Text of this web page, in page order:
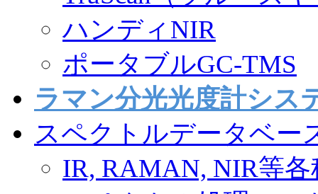
ハンディNIR
ポータブルGC-TMS
ラマン分光光度計シス
スペクトルデータベー
IR, RAMAN, NIR等